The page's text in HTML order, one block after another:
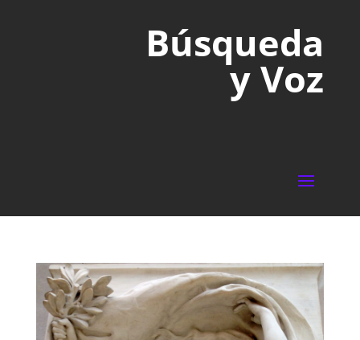
Búsqueda
y Voz